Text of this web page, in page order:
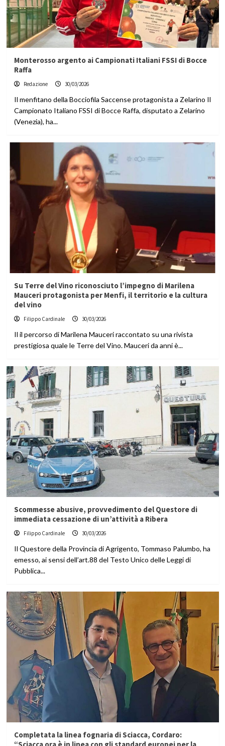
Monterosso argento ai Campionati Italiani FSSI di Bocce
Raffa
Redazione 30/03/2026
Il menfitano della Bocciofila Saccense protagonista a Zelarino Il
Campionato Italiano FSSI di Bocce Raffa, disputato a Zelarino
(Venezia), ha...
Su Terre del Vino riconosciuto l’impegno di Marilena
Mauceri protagonista per Menfi, il territorio e la cultura
del vino
Filippo Cardinale 30/03/2026
Il il percorso di Marilena Mauceri raccontato su una rivista
prestigiosa quale le Terre del Vino. Mauceri da anni è...
Scommesse abusive, provvedimento del Questore di
immediata cessazione di un’attività a Ribera
Filippo Cardinale 30/03/2026
Il Questore della Provincia di Agrigento, Tommaso Palumbo, ha
emesso, ai sensi dell’art.88 del Testo Unico delle Leggi di
Pubblica...
Completata la linea fognaria di Sciacca, Cordaro: